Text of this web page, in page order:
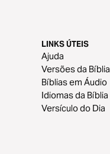
LINKS ÚTEIS
Ajuda
Versões da Bíblia
Bíblias em Áudio
Idiomas da Bíblia
Versículo do Dia